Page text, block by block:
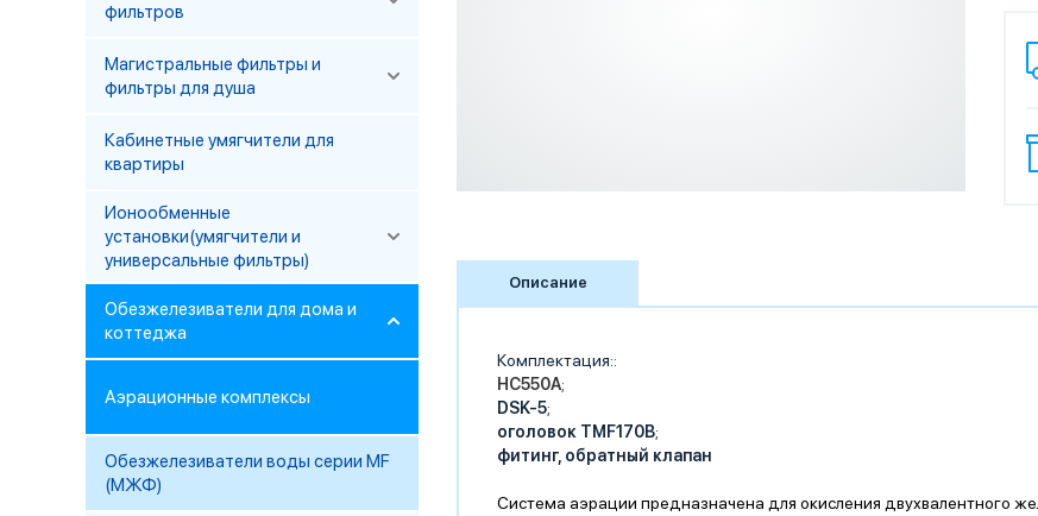
Описание
Комплектация::
HC550A;
DSK-5;
оголовок TMF170B;
фитинг, обратный клапан
Система аэрации предназначена для окисления двухвалентного
фильтров
Магистральные фильтры и
фильтры для душа
Кабинетные умягчители для
квартиры
Ионообменные
установки(умягчители и
универсальные фильтры)
Обезжелезиватели для дома и
коттеджа
Аэрационные комплексы
Обезжелезиватели воды серии MF
(МЖФ)